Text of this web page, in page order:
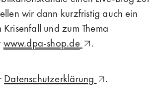
wir dann kurzfristig auch ein
und zum Thema
www.dpa-shop.de .
Datenschutzerklärung .